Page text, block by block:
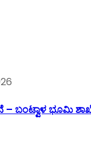
ಬಂಟ್ವಾಳ ಭೂಮಿ